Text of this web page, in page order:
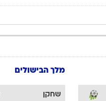
מלך הבישולים
שחקן